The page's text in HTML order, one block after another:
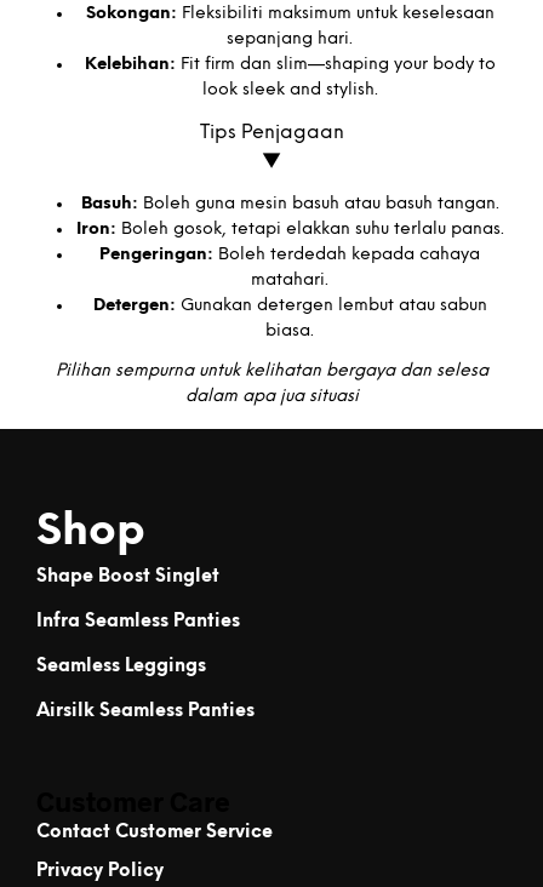
Sokongan: Fleksibiliti maksimum untuk keselesaan
sepanjang hari.
Kelebihan: Fit firm dan slim—shaping your body to
look sleek and stylish.
Tips Penjagaan
▼
Basuh: Boleh guna mesin basuh atau basuh tangan.
Iron: Boleh gosok, tetapi elakkan suhu terlalu panas.
Pengeringan: Boleh terdedah kepada cahaya
matahari.
Detergen: Gunakan detergen lembut atau sabun
biasa.
Pilihan sempurna untuk kelihatan bergaya dan selesa
dalam apa jua situasi
Shop
Shape Boost Singlet
Infra Seamless Panties
Seamless Leggings
Airsilk Seamless Panties
Contact Customer Service
Privacy Policy